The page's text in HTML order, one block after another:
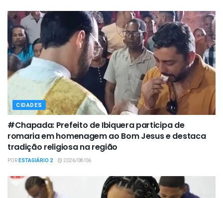
CIDADES
#Chapada: Prefeito de Ibiquera participa de
romaria em homenagem ao Bom Jesus e destaca
tradição religiosa na região
PORESTAGIÁRIO 2 2026/08/06